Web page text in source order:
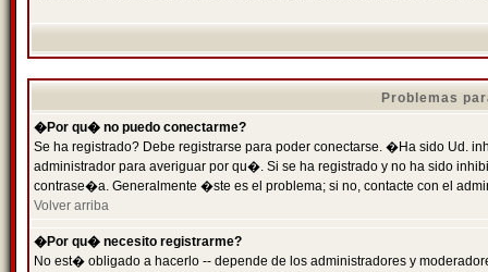
Problemas
�Por qu� no puedo conectarme?
Se ha registrado? Debe registrarse para poder conectarse. �Ha sido Ud.
administrador para averiguar por qu�. Si se ha registrado y no ha sido
contrase�a. Generalmente �ste es el problema; si no, contacte con el
Volver arriba
�Por qu� necesito registrarme?
No est� obligado a hacerlo -- depende de los administradores y